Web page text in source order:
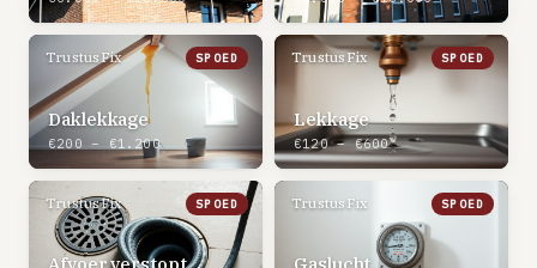
TrustusFix SPOED
Daklekkage
€200 – €1.200
TrustusFix SPOED
Lekkage
€120 – €600
TrustusFix SPOED TrustusFix SPOED